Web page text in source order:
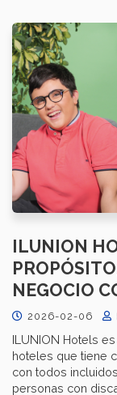
ILUNION
NEGOCIO
2026-02-06
ILUNION Hotels
hoteles que tiene
con todos
personas con